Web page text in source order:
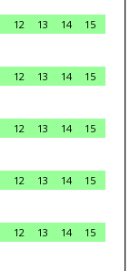
12 13 14
15
12 13 14
15
12 13 14
15
12 13 14
15
12 13 14
15